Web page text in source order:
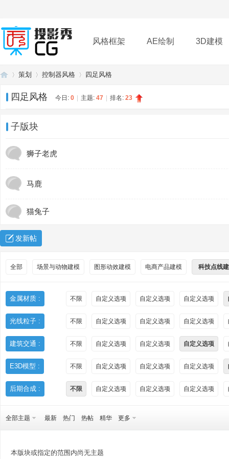
风格框架 AE绘制 3D建模
插件 帮助 下载
策划 控制器风格 四足风格
四足风格 今日: 0 主题: 47 排名: 23
子版块
狮子老虎
马鹿
猫兔子
发新帖
全部 场景与动物建模 图形动效建模 电商产品建模 科技点线
金属材质 : 不限 自定义选项 自定义选项 自定义选项
光线粒子 : 不限 自定义选项 自定义选项 自定义选项
建筑交通 : 不限 自定义选项 自定义选项 自定义选项
E3D模型 : 不限 自定义选项 自定义选项 自定义选项
后期合成 : 不限 自定义选项 自定义选项 自定义选项
全部主题 最新 热门 热帖 精华 更多
本版块或指定的范围内尚无主题